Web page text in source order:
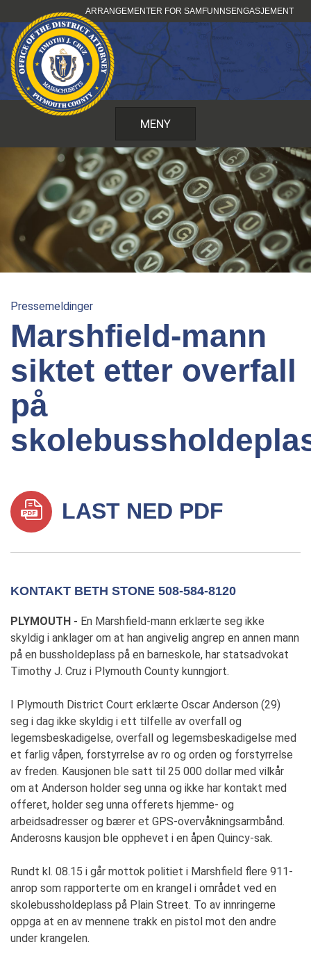
til
innhold
ARRANGEMENTER FOR SAMFUNNSENGASJEMENT
MENY
Pressemeldinger
Marshfield-mann
siktet etter overfall
på
LAST NED PDF
KONTAKT BETH STONE 508-584-8120
PLYMOUTH - En Marshfield-mann erklærte seg ikke
skyldig i anklager om at han angivelig angrep en annen mann
på en bussholdeplass på en barneskole, har statsadvokat
Timothy J. Cruz i Plymouth County kunngjort.
I Plymouth District Court erklærte Oscar Anderson (29)
seg i dag ikke skyldig i ett tilfelle av overfall og
legemsbeskadigelse, overfall og legemsbeskadigelse med
et farlig våpen, forstyrrelse av ro og orden og forstyrrelse
av freden. Kausjonen ble satt til 25 000 dollar med vilkår
om at Anderson holder seg unna og ikke har kontakt med
offeret, holder seg unna offerets hjemme- og
arbeidsadresser og bærer et GPS-overvåkningsarmbånd.
Anderosns kausjon ble opphevet i en åpen Quincy-sak.
Rundt kl. 08.15 i går mottok politiet i Marshfield flere 911-
anrop som rapporterte om en krangel i området ved en
skolebussholdeplass på Plain Street. To av innringerne
oppga at en av mennene trakk en pistol mot den andre
under krangelen.